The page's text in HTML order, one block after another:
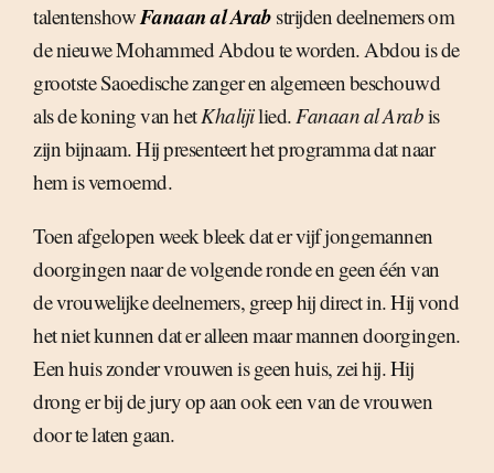
talentenshowFanaan al Arab strijden deelnemers om
de nieuwe Mohammed Abdou te worden. Abdou is de
grootste Saoedische zanger en algemeen beschouwd
als de koning van hetKhalijilied.Fanaan al Arabis
zijn bijnaam. Hij presenteert het programma dat naar
hem is vernoemd.
Toen afgelopen week bleek dat er vijf jongemannen
doorgingen naar de volgende ronde en geen één van
de vrouwelijke deelnemers, greep hij direct in. Hij vond
het niet kunnen dat er alleen maar mannen doorgingen.
Een huis zonder vrouwen is geen huis, zei hij. Hij
drong er bij de jury op aan ook een van de vrouwen
door te laten gaan.